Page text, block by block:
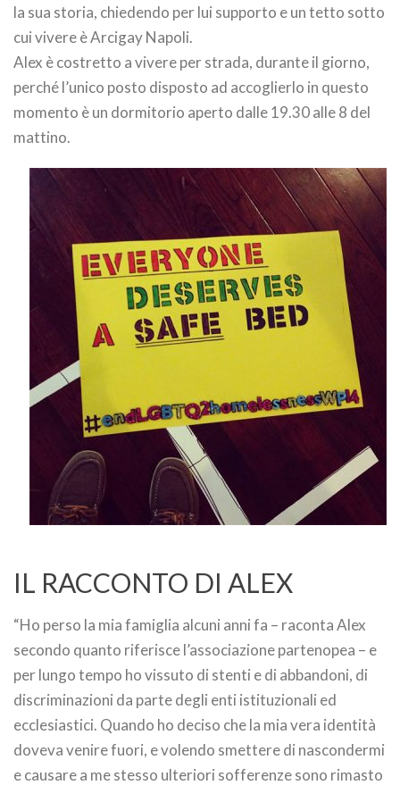
la sua storia, chiedendo per lui supporto e un tetto sotto
cui vivere è Arcigay Napoli.
Alex è costretto a vivere per strada, durante il giorno,
perché l’unico posto disposto ad accoglierlo in questo
momento è un dormitorio aperto dalle 19.30 alle 8 del
mattino.
IL RACCONTO DI ALEX
“Ho perso la mia famiglia alcuni anni fa – raconta Alex
secondo quanto riferisce l’associazione partenopea – e
per lungo tempo ho vissuto di stenti e di abbandoni, di
discriminazioni da parte degli enti istituzionali ed
ecclesiastici. Quando ho deciso che la mia vera identità
doveva venire fuori, e volendo smettere di nascondermi
e causare a me stesso ulteriori sofferenze sono rimasto